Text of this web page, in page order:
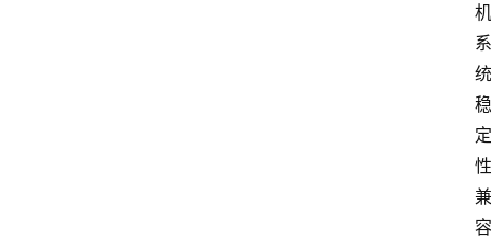
机
系
统
稳
定
性
兼
容